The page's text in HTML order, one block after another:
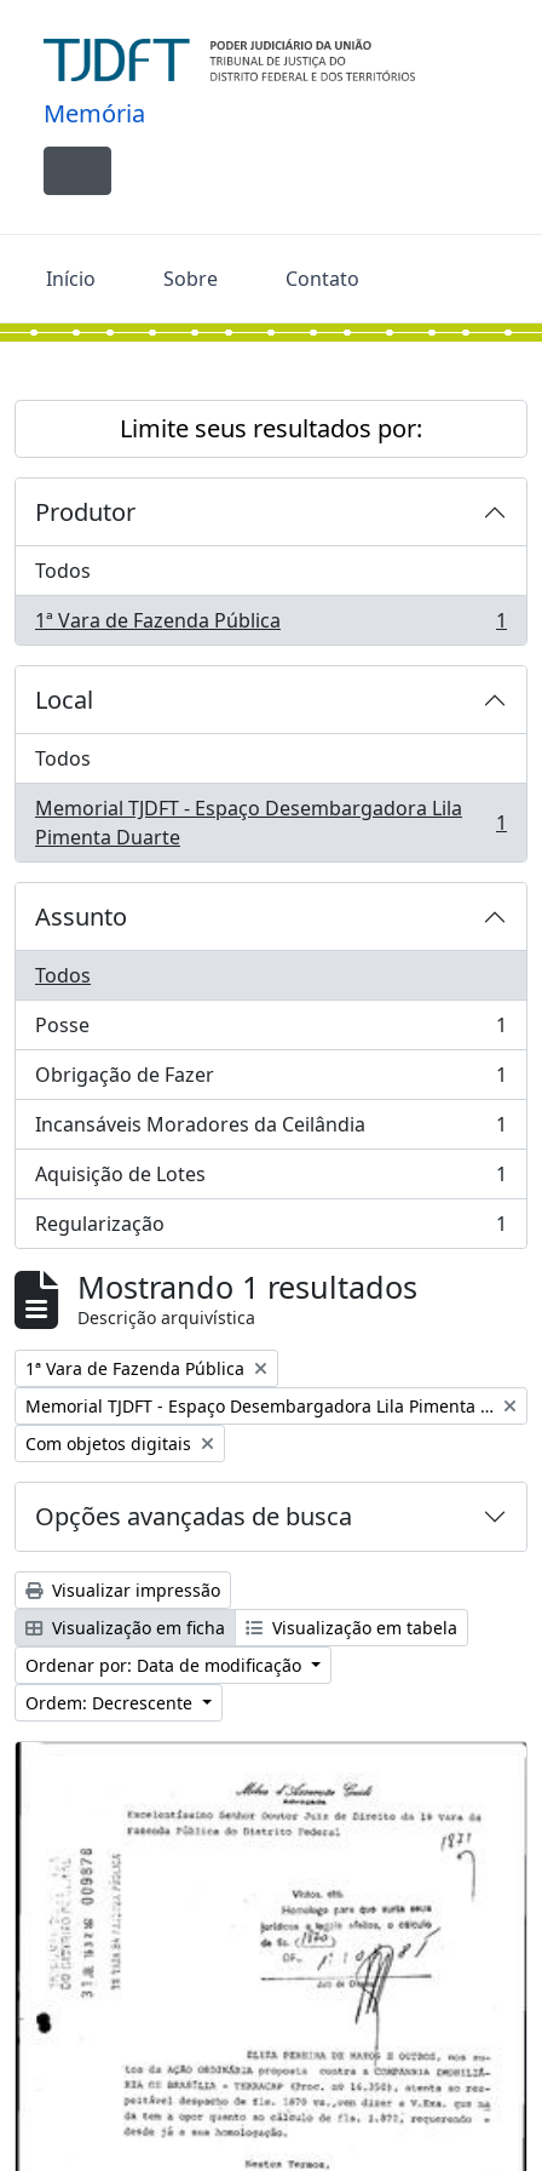
Memória
Toggle navigation
Início Sobre Contato
Limite seus resultados por:
Produtor
Todos
1ª Vara de Fazenda Pública
, 1 resultados 1
Local
Todos
Memorial TJDFT - Espaço Desembargadora Lila
Pimenta Duarte
, 1 resultados 1
Assunto
Todos
Posse
, 1 resultados
1
Obrigação de Fazer
, 1 resultados
1
Incansáveis Moradores da Ceilândia
, 1 resultados
1
Aquisição de Lotes
, 1 resultados
1
Regularização
, 1 resultados 1
Mostrando 1 resultados
Descrição arquivística
Remover filtro:
1ª Vara de Fazenda Pública
Remover filtro:
Memorial TJDFT - Espaço Desembargadora Lila Pimenta Duarte
Remover filtro:
Com objetos digitais
Opções avançadas de busca
Visualizar impressão
Visualização em ficha
Visualização em tabela
Ordenar por: Data de modificação
Ordem: Decrescente